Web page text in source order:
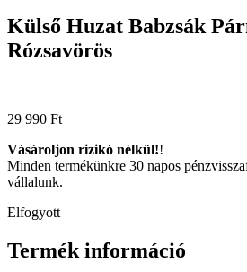
Külső Huzat Babzsák
Rózsavörös
29 990 Ft
Vásároljon rizikó nélkül!!
Minden termékünkre 30 napos
vállalunk.
Elfogyott
Termék információ